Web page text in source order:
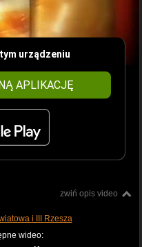
urządzeniu
APLIKACJĘ
zwiń opis video
i III Rzesza
wideo: